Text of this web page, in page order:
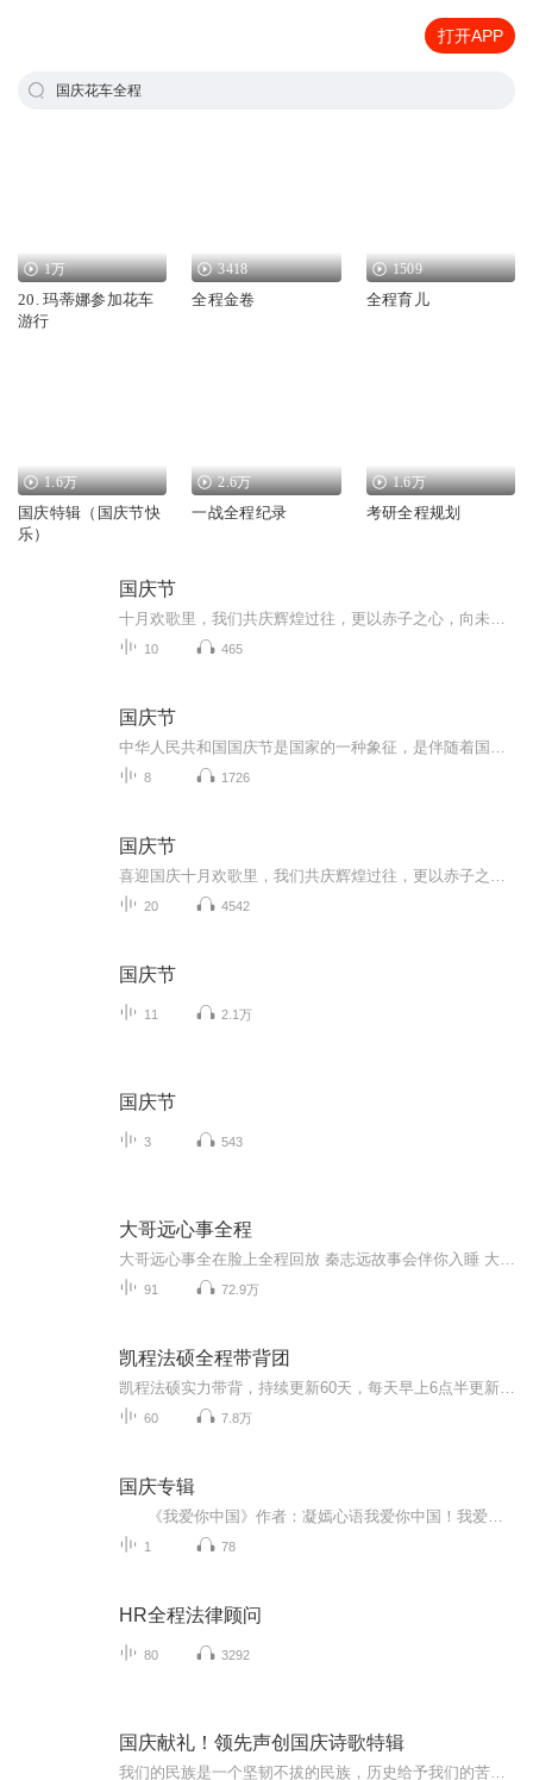
打开APP
国庆花车全程
1万
20. 玛蒂娜参加花车
游行
3418
全程金卷
1509
全程育儿
1.6万
国庆特辑（国庆节快
乐）
2.6万
一战全程纪录
1.6万
考研全程规划
国庆节
10 465
国庆节
8 1726
国庆节
20 4542
国庆节
11 2.1万
国庆节
3 543
大哥远心事全程
91 72.9万
凯程法硕全程带背团
60 7.8万
国庆专辑
1 78
HR全程法律顾问
80 3292
国庆献礼！领先声创国庆诗歌特辑